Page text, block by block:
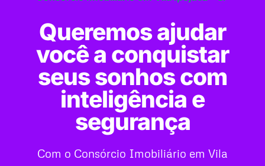
Queremos ajudar
você a conquistar
seus sonhos com
inteligência e
segurança
Com o Consórcio Imobiliário em Vila